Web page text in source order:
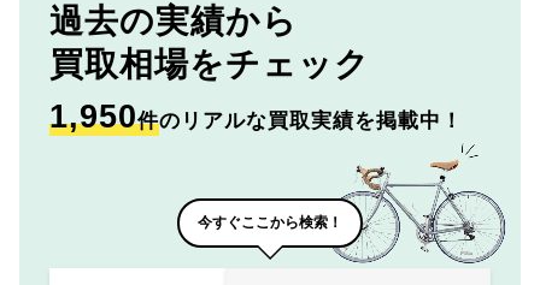
過去の実績から
買取相場をチェック
1,950件のリアルな買取実績を掲載中！
今すぐここから検索！